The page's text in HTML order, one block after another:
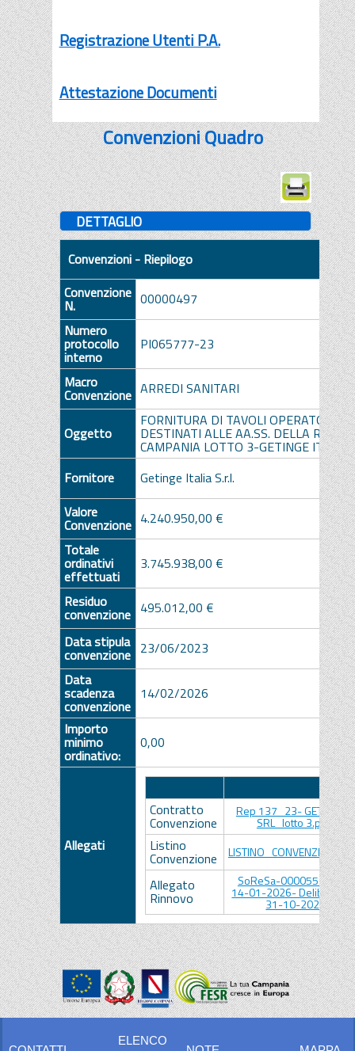
Registrazione Utenti P.A.
Attestazione Documenti
Convenzioni Quadro
DETTAGLIO
Convenzioni - Riepilogo
Convenzione
N.
00000497
Numero
protocollo
interno
PI065777-23
Macro
Convenzione ARREDI SANITARI
Oggetto
FORNITURA DI TAVOLI OPERATORI
DESTINATI ALLE AA.SS. DELLA
CAMPANIA LOTTO 3-GETINGE ITALIA
Fornitore
Getinge Italia S.r.l.
Valore
Convenzione 4.240.950,00 €
Totale
ordinativi
effettuati
3.745.938,00 €
Residuo
convenzione 495.012,00 €
Data stipula
convenzione 23/06/2023
Data
scadenza
convenzione
14/02/2026
Importo
minimo
ordinativo:
0,00
Allegati
Allegato
Contratto
Convenzione
Rep 137_23- GETINGE
SRL_lotto 3.pdf.p7m
Listino
Convenzione
Allegato
Rinnovo
SoReSa-0000557-
14-01-2026- Delibera
31-10-2023.pdf
ELENCO